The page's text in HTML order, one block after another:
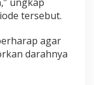
tersebut.
agar
darahnya